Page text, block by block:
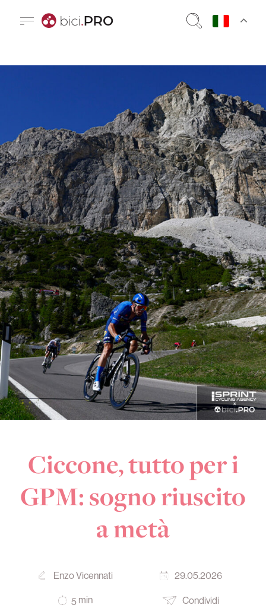
Ciccone, tutto per i
GPM: sogno riuscito
a metà
Enzo Vicennati 29.05.2026
5 min Condividi